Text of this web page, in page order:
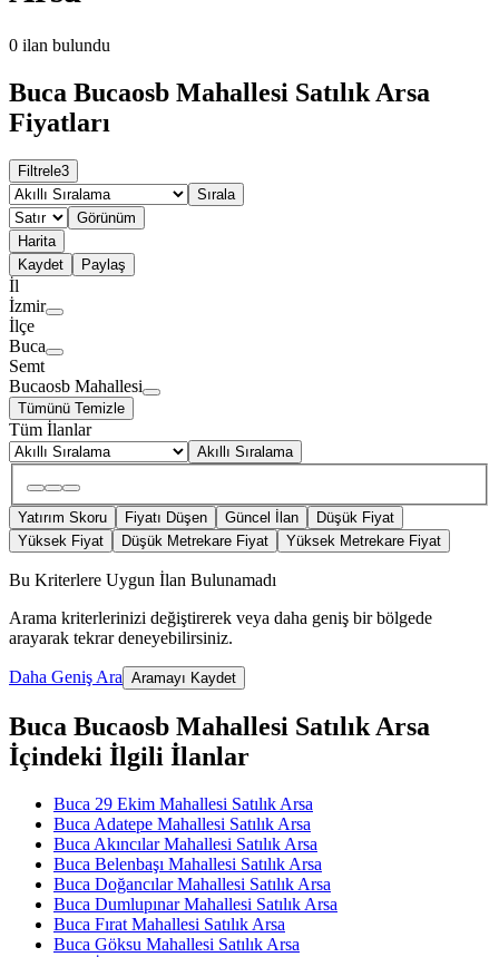
0 ilan bulundu
Buca Bucaosb Mahallesi Satılık Arsa
Fiyatları
Filtrele3
Sırala
Görünüm
Harita
Kaydet
Paylaş
İl
İzmir
İlçe
Buca
Semt
Bucaosb Mahallesi
Tümünü Temizle
Tüm İlanlar
Akıllı Sıralama
Yatırım Skoru Fiyatı Düşen Güncel İlan
Düşük Fiyat
Yüksek Fiyat
Düşük Metrekare Fiyat Yüksek Metrekare Fiyat
Bu Kriterlere Uygun İlan Bulunamadı
Arama kriterlerinizi değiştirerek veya daha geniş bir bölgede
arayarak tekrar deneyebilirsiniz.
Daha Geniş Ara Aramayı Kaydet
Buca Bucaosb Mahallesi Satılık Arsa
İçindeki İlgili İlanlar
Buca 29 Ekim Mahallesi Satılık Arsa
Buca Adatepe Mahallesi Satılık Arsa
Buca Akıncılar Mahallesi Satılık Arsa
Buca Belenbaşı Mahallesi Satılık Arsa
Buca Doğancılar Mahallesi Satılık Arsa
Buca Dumlupınar Mahallesi Satılık Arsa
Buca Fırat Mahallesi Satılık Arsa
Buca Göksu Mahallesi Satılık Arsa